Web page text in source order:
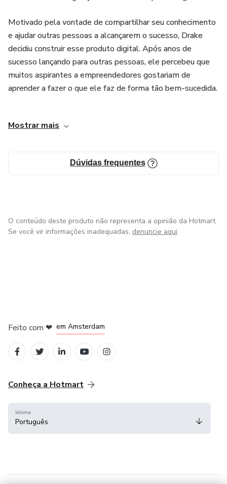
Motivado pela vontade de compartilhar seu conhecimento
e ajudar outras pessoas a alcançarem o sucesso, Drake
decidiu construir esse produto digital. Após anos de
sucesso lançando para outras pessoas, ele percebeu que
muitos aspirantes a empreendedores gostariam de
aprender a fazer o que ele faz de forma tão bem-sucedida.
pronto para ensinar e guiar aqueles que desejam alcançar
negócios perpétuos. Se você está em busca de estratégias
comprovadas e um mentor experiente, não perca a
Mostrar mais
Dúvidas frequentes
O conteúdo deste produto não representa a opinião da Hotmart.
Se você vir informações inadequadas, denuncie aqui
Feito com ❤ em Amsterdam
Conheça a Hotmart
Idioma
Português